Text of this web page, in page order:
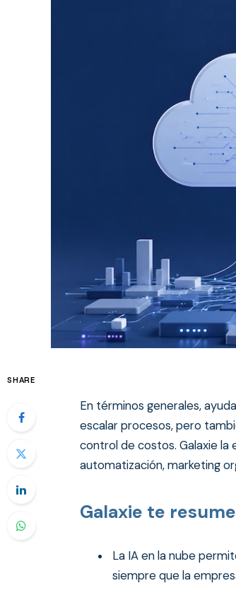
SHARE
En términos generales,
escalar procesos, pero
control de costos. Galaxie
automatización, marketing
Galaxie te
La IA en la nube
siempre que la